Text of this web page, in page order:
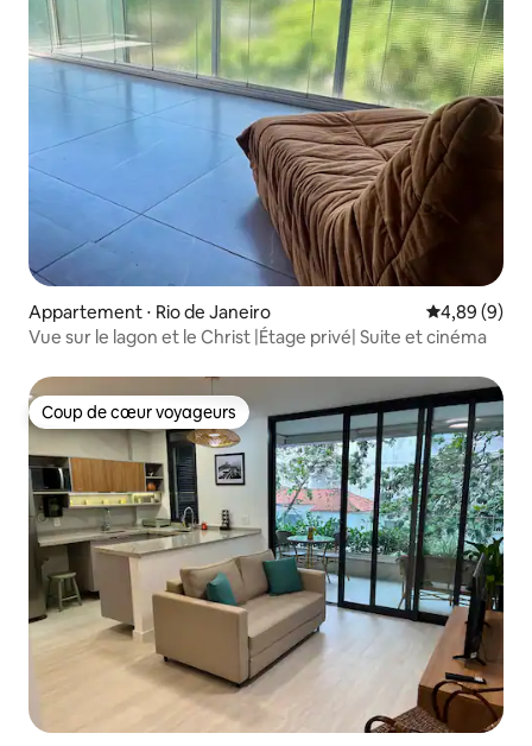
Appartement ⋅ Rio de Janeiro Évaluation
4,89 (9)
Vue sur le lagon et le Christ |Étage privé| Suite et cinéma
Coup de cœur voyageurs
Coup de cœur voyageurs